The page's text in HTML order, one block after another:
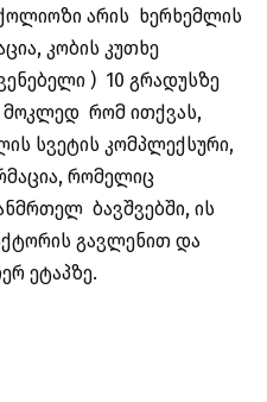
არის ხერხემლის
კობის კუთხე
) 10 გრადუსზე
რომ ითქვას,
სვეტის კომპლექსური,
რომელიც
ბავშვებში, ის
გავლენით და
ეტაპზე.